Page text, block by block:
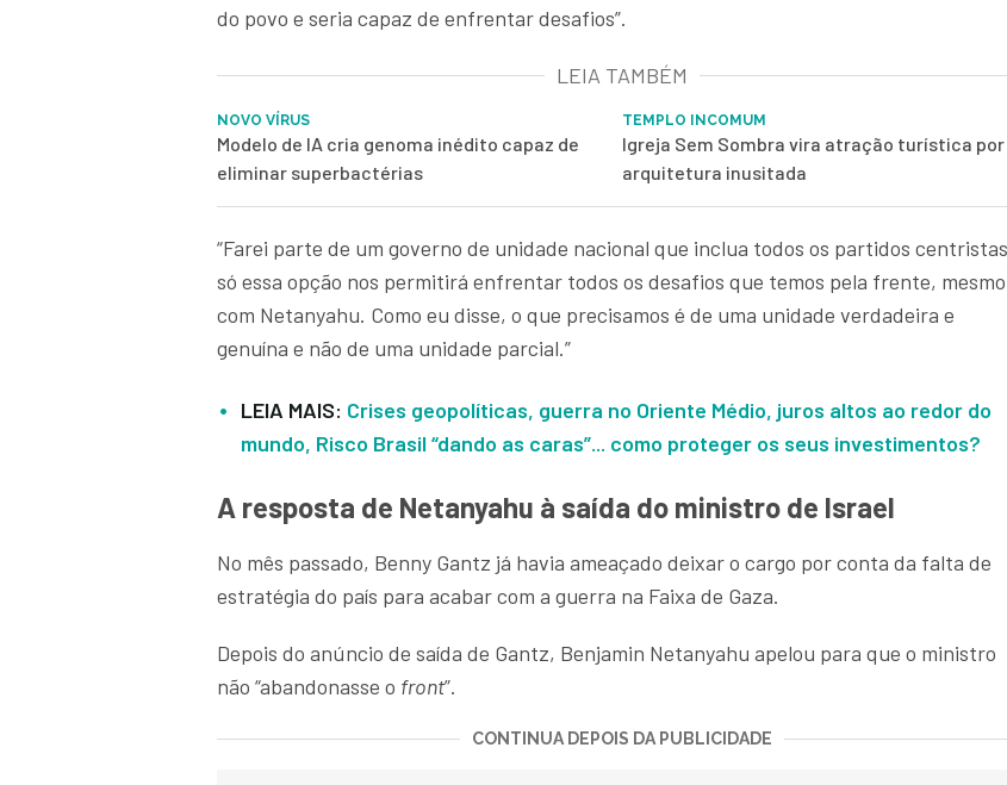
do povo e seria capaz de enfrentar desafios”.
LEIA TAMBÉM
NOVO VÍRUS
Modelo de IA cria genoma inédito capaz de
eliminar superbactérias
TEMPLO INCOMUM
Igreja Sem Sombra vira atração turística por
arquitetura inusitada
“Farei parte de um governo de unidade nacional que inclua todos os partidos
só essa opção nos permitirá enfrentar todos os desafios que temos pela frente, mesmo
com Netanyahu. Como eu disse, o que precisamos é de uma unidade verdadeira e
genuína e não de uma unidade parcial.”
LEIA MAIS: Crises geopolíticas, guerra no Oriente Médio, juros altos ao redor do
mundo, Risco Brasil “dando as caras”... como proteger os seus investimentos?
A resposta de Netanyahu à saída do ministro de Israel
No mês passado, Benny Gantz já havia ameaçado deixar o cargo por conta da falta de
estratégia do país para acabar com a guerra na Faixa de Gaza.
Depois do anúncio de saída de Gantz, Benjamin Netanyahu apelou para que o ministro
não “abandonasse o front”.
CONTINUA DEPOIS DA PUBLICIDADE